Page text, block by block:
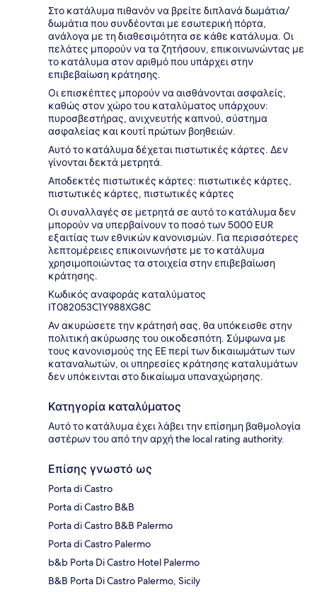
Στο κατάλυμα πιθανόν να βρείτε διπλανά δωμάτια/
δωμάτια που συνδέονται με εσωτερική πόρτα,
ανάλογα με τη διαθεσιμότητα σε κάθε κατάλυμα. Οι
πελάτες μπορούν να τα ζητήσουν, επικοινωνώντας με
το κατάλυμα στον αριθμό που υπάρχει στην
επιβεβαίωση κράτησης.
Οι επισκέπτες μπορούν να αισθάνονται ασφαλείς,
καθώς στον χώρο του καταλύματος υπάρχουν:
πυροσβεστήρας, ανιχνευτής καπνού, σύστημα
ασφαλείας και κουτί πρώτων βοηθειών.
Αυτό το κατάλυμα δέχεται πιστωτικές κάρτες. Δεν
γίνονται δεκτά μετρητά.
Αποδεκτές πιστωτικές κάρτες: πιστωτικές κάρτες,
πιστωτικές κάρτες, πιστωτικές κάρτες
Οι συναλλαγές σε μετρητά σε αυτό το κατάλυμα δεν
μπορούν να υπερβαίνουν το ποσό των 5000 EUR
εξαιτίας των εθνικών κανονισμών. Για περισσότερες
λεπτομέρειες επικοινωνήστε με το κατάλυμα
χρησιμοποιώντας τα στοιχεία στην επιβεβαίωση
κράτησης.
Κωδικός αναφοράς καταλύματος
IT082053C1Y988XG8C
Αν ακυρώσετε την κράτησή σας, θα υπόκεισθε στην
πολιτική ακύρωσης του οικοδεσπότη. Σύμφωνα με
τους κανονισμούς της ΕΕ περί των δικαιωμάτων των
καταναλωτών, οι υπηρεσίες κράτησης καταλυμάτων
δεν υπόκεινται στο δικαίωμα υπαναχώρησης.
Κατηγορία καταλύματος
Αυτό το κατάλυμα έχει λάβει την επίσημη βαθμολογία
αστέρων του από την αρχή the local rating authority.
Επίσης γνωστό ως
Porta di Castro
Porta di Castro B&B
Porta di Castro B&B Palermo
Porta di Castro Palermo
b&b Porta Di Castro Hotel Palermo
B&B Porta Di Castro Palermo, Sicily